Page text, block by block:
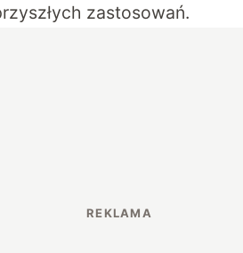
zastosowań.